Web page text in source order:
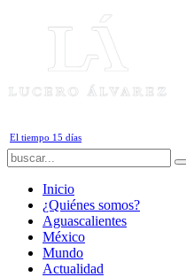
El tiempo 15 días
Inicio
¿Quiénes somos?
Aguascalientes
México
Mundo
Actualidad